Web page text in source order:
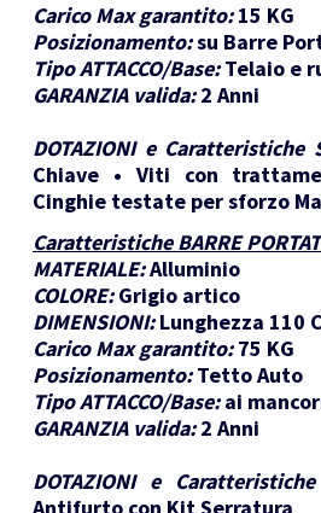
Carico Max garantito: 15 KG
Posizionamento:su Barre
Tipo ATTACCO/Base: Telaio e
GARANZIA valida: 2 Anni
DOTAZIONI e Caratteristiche
Chiave • Viti con
Cinghie testate per sforzo
Caratteristiche BARRE
MATERIALE:Alluminio
COLORE: Grigio artico
DIMENSIONI: Lunghezza 110
Carico Max garantito: 75 KG
Posizionamento: Tetto Auto
Tipo ATTACCO/Base: ai
GARANZIA valida: 2 Anni
DOTAZIONI e